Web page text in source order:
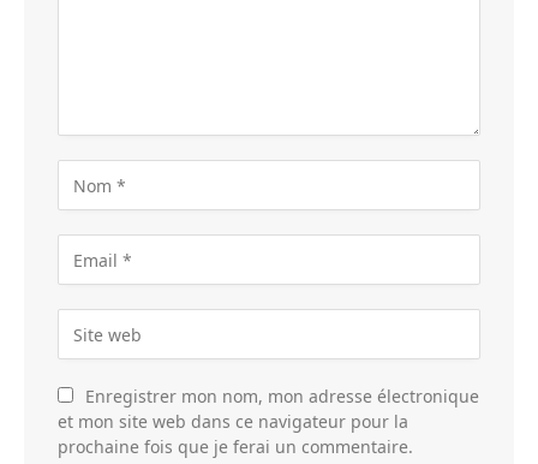
Enregistrer mon nom, mon adresse électronique
et mon site web dans ce navigateur pour la
prochaine fois que je ferai un commentaire.